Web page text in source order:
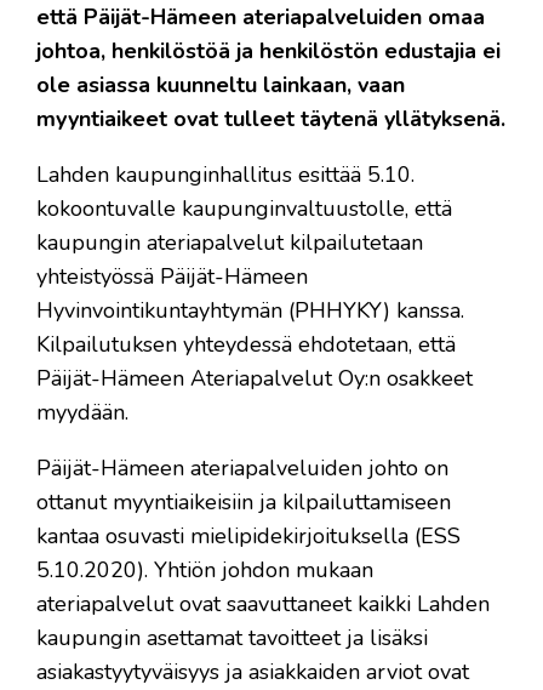
että Päijät-Hämeen ateriapalveluiden omaa
johtoa, henkilöstöä ja henkilöstön edustajia ei
ole asiassa kuunneltu lainkaan, vaan
myyntiaikeet ovat tulleet täytenä yllätyksenä.
Lahden kaupunginhallitus esittää 5.10.
kokoontuvalle kaupunginvaltuustolle, että
kaupungin ateriapalvelut kilpailutetaan
yhteistyössä Päijät-Hämeen
Hyvinvointikuntayhtymän (PHHYKY) kanssa.
Kilpailutuksen yhteydessä ehdotetaan, että
Päijät-Hämeen Ateriapalvelut Oy:n osakkeet
myydään.
Päijät-Hämeen ateriapalveluiden johto on
ottanut myyntiaikeisiin ja kilpailuttamiseen
kantaa osuvasti mielipidekirjoituksella (ESS
5.10.2020). Yhtiön johdon mukaan
ateriapalvelut ovat saavuttaneet kaikki Lahden
kaupungin asettamat tavoitteet ja lisäksi
asiakastyytyväisyys ja asiakkaiden arviot ovat